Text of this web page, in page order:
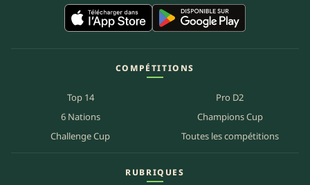
COMPÉTITIONS
Top 14
Pro D2
6 Nations
Champions Cup
Challenge Cup
Toutes les compétitions
RUBRIQUES